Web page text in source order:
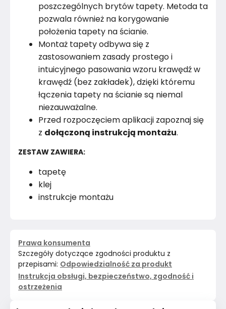
poszczególnych brytów tapety. Metoda ta
pozwala również na korygowanie
położenia tapety na ścianie.
Montaż tapety odbywa się z
zastosowaniem zasady prostego i
intuicyjnego pasowania wzoru krawędź w
krawędź (bez zakładek), dzięki któremu
łączenia tapety na ścianie są niemal
niezauważalne.
Przed rozpoczęciem aplikacji zapoznaj się
z dołączoną instrukcją montażu.
ZESTAW ZAWIERA:
tapetę
klej
instrukcje montażu
Prawa konsumenta
Szczegóły dotyczące zgodności produktu z
przepisami: Odpowiedzialność za produkt
Instrukcja obsługi, bezpieczeństwo, zgodność i
ostrzeżenia